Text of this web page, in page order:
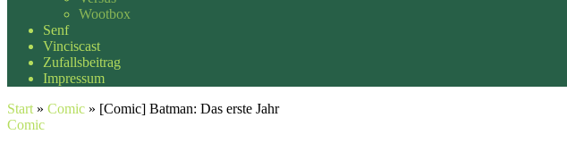
Wootbox
Senf
Vinciscast
Zufallsbeitrag
Impressum
Start » Comic » [Comic] Batman: Das erste Jahr
Comic